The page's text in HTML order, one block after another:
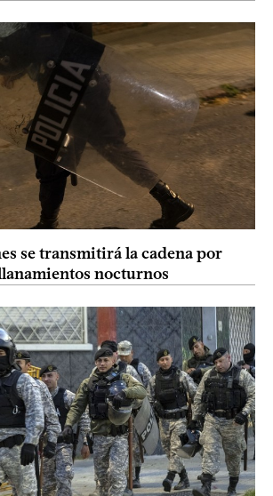
se transmitirá la cadena por
nocturnos